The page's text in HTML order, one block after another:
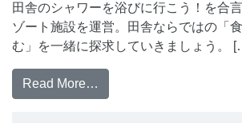
田舎のシャワーを浴びに行こう！を合
ゾート施設を運営。田舎ならではの「
む」を一緒に探求していきましょう。
Read More…